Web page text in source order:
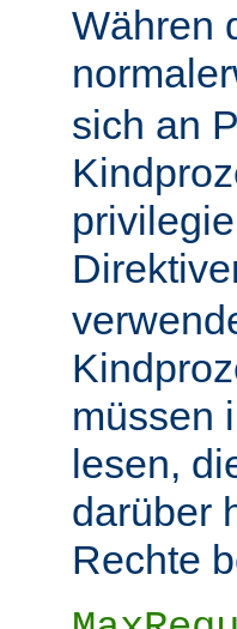
Währen
sich an
müssen
lesen,
darüber
Rechte